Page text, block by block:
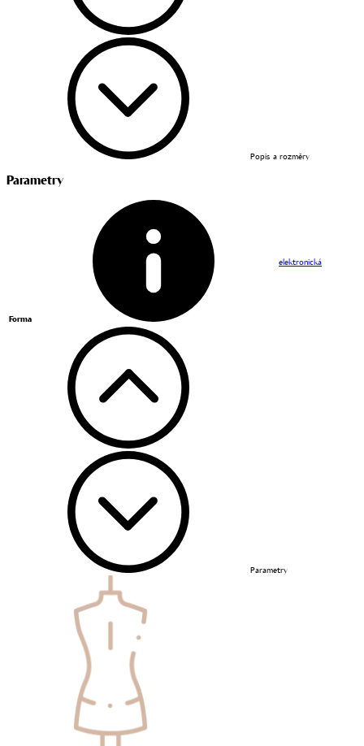
Popis a rozměry
Parametry
Forma
elektronická
Parametry